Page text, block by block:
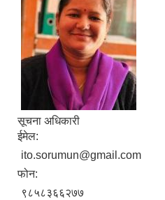
सूचना अधिकारी
ईमेल:
ito.sorumun@gmail.com
फोन:
९८५८३६६२७७